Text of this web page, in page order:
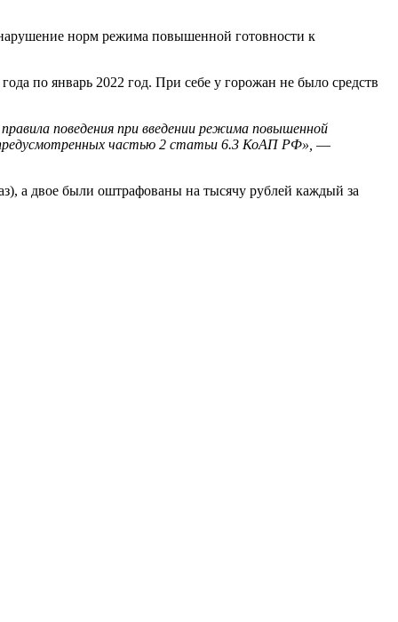
норм режима повышенной готовности к
по январь 2022 год. При себе у горожан не было средств
поведения при введении режима повышенной
частью 2 статьи 6.3 КоАП РФ», —
а двое были оштрафованы на тысячу рублей каждый за